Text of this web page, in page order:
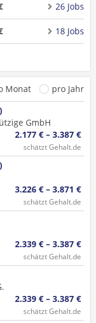
26 Jobs
18 Jobs
Monat
pro Jahr
GmbH
2.177 € – 3.387 €
schätzt Gehalt.de
3.226 € – 3.871 €
schätzt Gehalt.de
2.339 € – 3.387 €
schätzt Gehalt.de
2.339 € – 3.387 €
schätzt Gehalt.de